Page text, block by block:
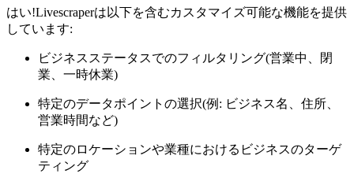
はい!Livescraperは以下を含むカスタマイズ可能な機能を提供
しています:
ビジネスステータスでのフィルタリング(営業中、閉
業、一時休業)
特定のデータポイントの選択(例: ビジネス名、住所、
営業時間など)
特定のロケーションや業種におけるビジネスのターゲ
ティング